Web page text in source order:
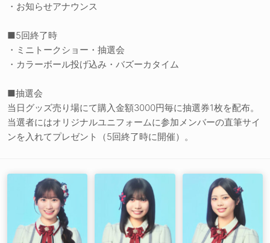
・お知らせアナウンス
■5回終了時
・ミニトークショー・抽選会
・カラーボール投げ込み・バズーカタイム
■抽選会
当日グッズ売り場にて購入金額3000円毎に抽選券1枚を配布。
当選者にはオリジナルユニフォームに参加メンバーの直筆サイ
ンを入れてプレゼント（5回終了時に開催）。